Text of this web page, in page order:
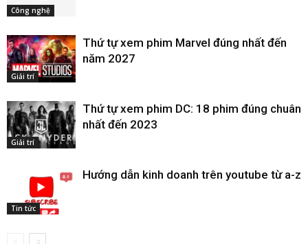
Công nghệ
Giải trí
Thứ tự xem phim Marvel đúng nhất đến
năm 2027
Giải trí
Thứ tự xem phim DC: 18 phim đúng chuân
nhất đến 2023
Tin tức
Hướng dẫn kinh doanh trên youtube từ a-z